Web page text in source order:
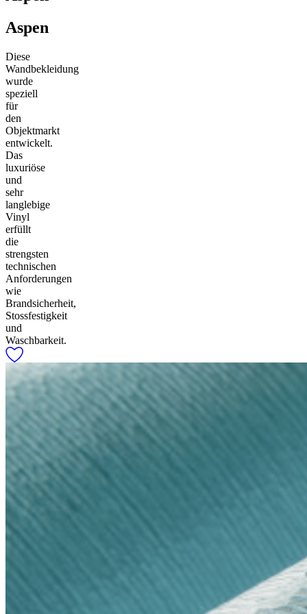
Aspen
Diese
Wandbekleidung
wurde
speziell
für
den
Objektmarkt
entwickelt.
Das
luxuriöse
und
sehr
langlebige
Vinyl
erfüllt
die
strengsten
technischen
Anforderungen
wie
Brandsicherheit,
Stossfestigkeit
und
Waschbarkeit.